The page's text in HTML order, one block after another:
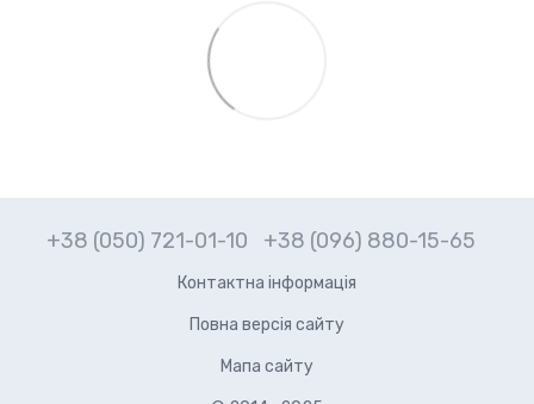
+38 (050) 721-01-10 +38 (096) 880-15-65
Контактна інформація
Повна версія сайту
Мапа сайту